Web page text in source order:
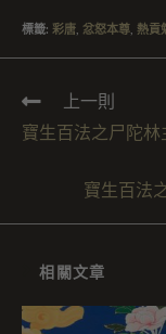
標籤: 彩唐 忿怒本尊 熱貢
上一則
寶生百法之尸陀林
寶生百法
相關文章